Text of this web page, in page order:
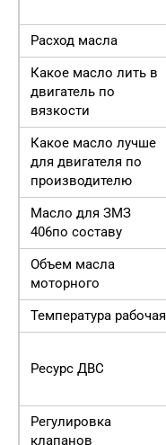
Расход масла
Какое масло лить в
двигатель по
вязкости
Какое масло лучше
для двигателя по
производителю
Масло для ЗМЗ
406по составу
Объем масла
моторного
Температура рабочая
Ресурс ДВС
Регулировка
клапанов